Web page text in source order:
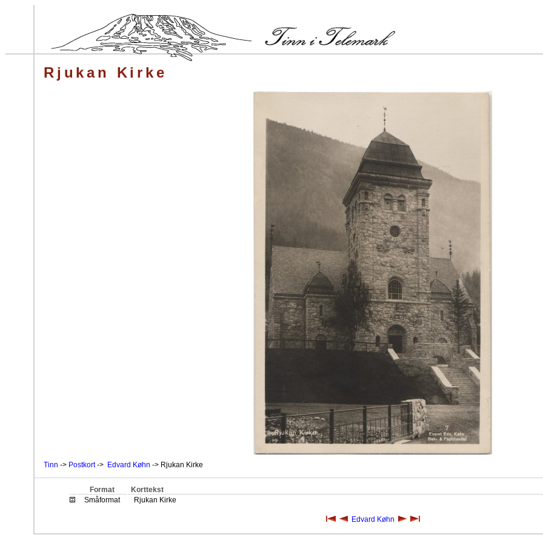
Rjukan Kirke
Tinn -> Postkort-> Edvard Køhn -> Rjukan Kirke
Format Korttekst
Småformat
Rjukan Kirke
Edvard Køhn